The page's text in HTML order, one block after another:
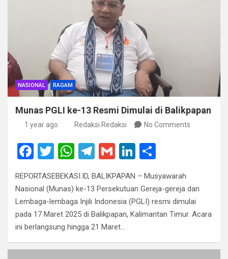
NASIONAL RAGAM
Munas PGLI ke-13 Resmi Dimulai di Balikpapan
1 year ago Redaksi Redaksi No Comments
F
ce
b
o
o
k
T
tt
er
W
at
s
A
p
p
T
e
gr
a
m
G
ail
Li
ke
dI
n
ar
e
REPORTASEBEKASI.ID, BALIKPAPAN – Musyawarah
Nasional (Munas) ke-13 Persekutuan Gereja-gereja dan
Lembaga-lembaga Injili Indonesia (PGLI) resmi dimulai
pada 17 Maret 2025 di Balikpapan, Kalimantan Timur. Acara
ini berlangsung hingga 21 Maret…